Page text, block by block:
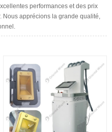
performances et des prix
apprécions la grande qualité,